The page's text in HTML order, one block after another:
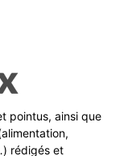
pointus, ainsi que
rédigés et